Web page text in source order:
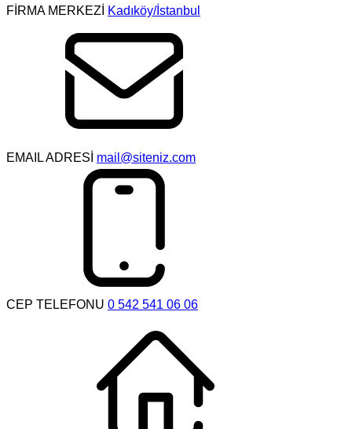
FİRMA MERKEZİ Kadıköy/İstanbul
EMAIL ADRESİ mail@siteniz.com
CEP TELEFONU 0 542 541 06 06